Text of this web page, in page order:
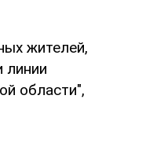
жителей,
линии
области",